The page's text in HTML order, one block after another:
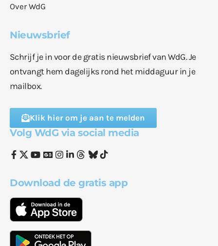
Over WdG
Nieuwsbrief
Schrijf je in voor de gratis nieuwsbrief van WdG. Je
ontvangt hem dagelijks rond het middaguur in je
mailbox.
Klik hier om je aan te melden
Volg WdG via social media
Download de gratis app